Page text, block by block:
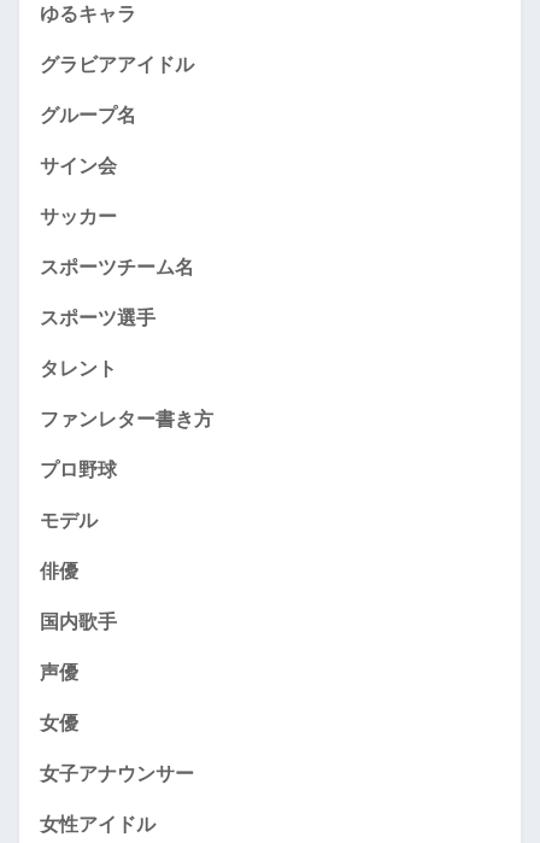
ゆるキャラ
グラビアアイドル
グループ名
サイン会
サッカー
スポーツチーム名
スポーツ選手
タレント
ファンレター書き方
プロ野球
モデル
俳優
国内歌手
声優
女優
女子アナウンサー
女性アイドル